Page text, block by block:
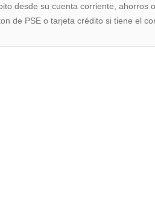
desde su cuenta corriente, ahorros
de PSE o tarjeta crédito si tiene el